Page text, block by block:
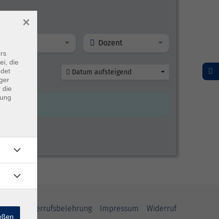
Dozent
Datum aufsteigend
Widerrufsbelehrung Impressum Widerruf
die
die
×